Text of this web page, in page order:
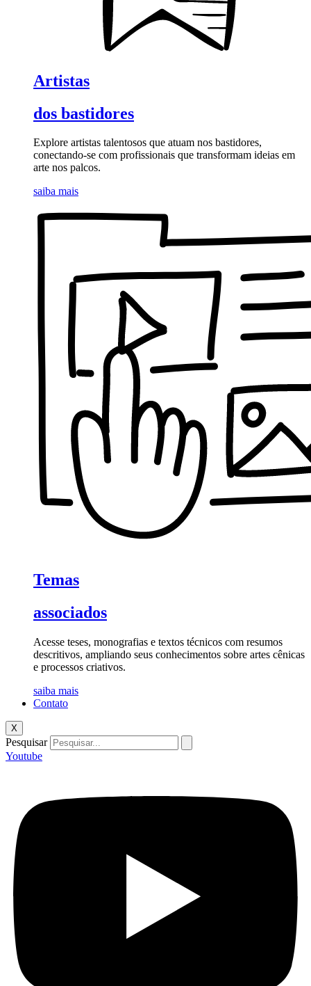
Artistas
dos bastidores
Explore artistas talentosos que atuam nos bastidores,
conectando-se com profissionais que transformam ideias em
arte nos palcos.
saiba mais
Temas
associados
Acesse teses, monografias e textos técnicos com resumos
descritivos, ampliando seus conhecimentos sobre artes cênicas
e processos criativos.
saiba mais
Contato
X
Pesquisar
Youtube